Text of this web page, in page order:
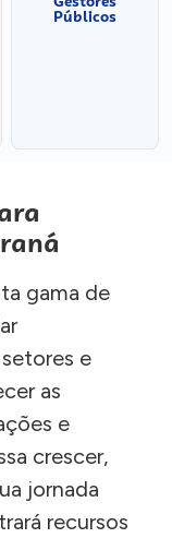
Públicos
gama de
e
as
e
crescer,
jornada
recursos